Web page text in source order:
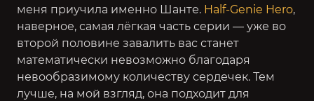
меня приучила именно Шанте. Half-Genie Hero,
наверное, самая лёгкая часть серии — уже во
второй половине завалить вас станет
математически невозможно благодаря
невообразимому количеству сердечек. Тем
лучше, на мой взгляд, она подходит для